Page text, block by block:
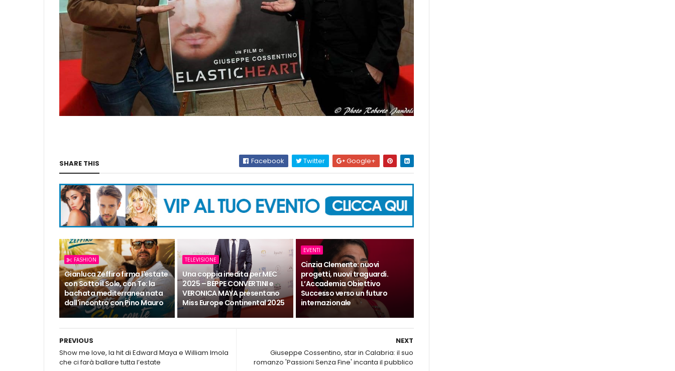
SHARE THIS Facebook Twitter Google+
FASHION
Gianluca Zeffiro firma l'estate
con Sotto il Sole, con Te: la
bachata mediterranea nata
dall'incontro con Pino Mauro
TELEVISIONE
Una coppia inedita per MEC
2025 – BEPPE CONVERTINI e
VERONICA MAYA presentano
Miss Europe Continental 2025
EVENTI
Cinzia Clemente: nuovi
progetti, nuovi traguardi.
L’Accademia Obiettivo
Successo verso un futuro
internazionale
NEXT
Giuseppe Cossentino, star in Calabria: il suo
romanzo 'Passioni Senza Fine' incanta il pubblico
PREVIOUS
Show me love, la hit di Edward Maya e William Imola
che ci farà ballare tutta l’estate